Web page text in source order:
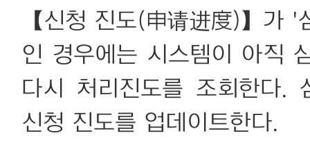
【신청 진도(申请进度)】가
인 경우에는 시스템이 아직
다시 처리진도를 조회한다.
신청 진도를 업데이트한다.